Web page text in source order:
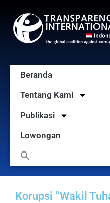
Beranda
Tentang Kami
Publikasi
Lowongan
Korupsi ”Wakil